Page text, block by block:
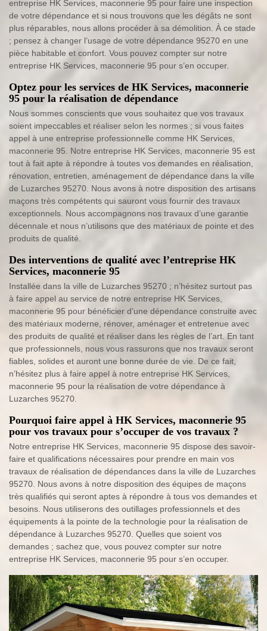
entreprise HK Services, maconnerie 95 pour faire une inspection
de votre dépendance et si nous trouvons que les dégâts ne sont
plus réparables, nous allons procéder à sa démolition. À ce stade
; pensez à changer l’usage de votre dépendance 95270 en une
pièce habitable et confort. Vous pouvez compter sur notre
entreprise HK Services, maconnerie 95 pour s’en occuper.
Optez pour les services de HK Services, maconnerie
95 pour la réalisation de dépendance
Nous sommes conscients que vous souhaitez que vos travaux
soient impeccables et réaliser selon les normes ; si vous faites
appel à une entreprise professionnelle comme HK Services,
maconnerie 95. Notre entreprise HK Services, maconnerie 95 est
tout à fait apte à répondre à toutes vos demandes en réalisation,
rénovation, entretien, aménagement de dépendance dans la ville
de Luzarches 95270. Nous avons à notre disposition des artisans
maçons très compétents qui sauront vous fournir des travaux
exceptionnels. Nous accompagnons nos travaux d’une garantie
décennale et nous n’utilisons que des matériaux de pointe et des
produits de qualité.
Des interventions de qualité avec l’entreprise HK
Services, maconnerie 95
Installée dans la ville de Luzarches 95270 ; n’hésitez surtout pas
à faire appel au service de notre entreprise HK Services,
maconnerie 95 pour bénéficier d’une dépendance construite avec
des matériaux moderne, rénover, aménager et entretenue avec
des produits de qualité et réaliser dans les règles de l’art. En tant
que professionnels, nous vous rassurons que nos travaux seront
fiables, solides et auront une bonne durée de vie. De ce fait,
n’hésitez plus à faire appel à notre entreprise HK Services,
maconnerie 95 pour la réalisation de votre dépendance à
Luzarches 95270.
Pourquoi faire appel à HK Services, maconnerie 95
pour vos travaux pour s’occuper de vos travaux ?
Notre entreprise HK Services, maconnerie 95 dispose des savoir-
faire et qualifications nécessaires pour prendre en main vos
travaux de réalisation de dépendances dans la ville de Luzarches
95270. Nous avons à notre disposition des équipes de maçons
très qualifiés qui seront aptes à répondre à tous vos demandes et
besoins. Nous utiliserons des outillages professionnels et des
équipements à la pointe de la technologie pour la réalisation de
dépendance à Luzarches 95270. Quelles que soient vos
demandes ; sachez que, vous pouvez compter sur notre
entreprise HK Services, maconnerie 95 pour s’en occuper.